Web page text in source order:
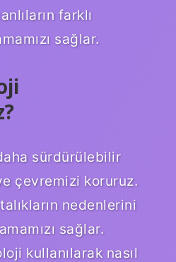
farklı
sağlar.
sürdürülebilir
çevremizi koruruz.
nedenlerini
sağlar.
kullanılarak nasıl